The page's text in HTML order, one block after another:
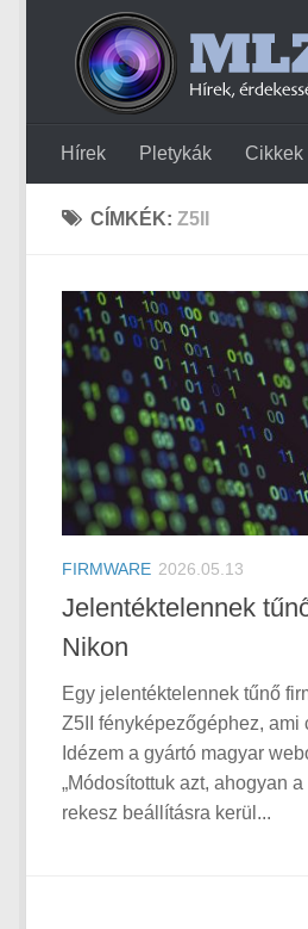
Hírek Pletykák Cikkek
CÍMKÉK: Z5II
FIRMWARE 2026.05.13
Jelentéktelennek
Nikon
Egy jelentéktelennek tűnő
Z5II fényképezőgéphez, ami
Idézem a gyártó magyar
„Módosítottuk azt, ahogyan
rekesz beállításra kerül...